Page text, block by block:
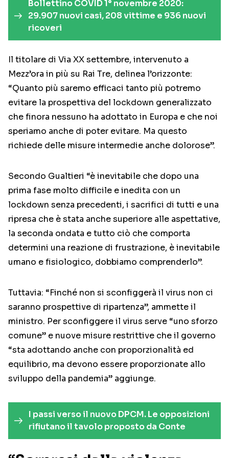
Bollettino COVID 1° novembre 2020:
29.907 nuovi casi, 208 vittime e 936 nuovi
ricoveri
Il titolare di Via XX settembre, intervenuto a
Mezz’ora in più su Rai Tre, delinea l’orizzonte:
“Quanto più saremo efficaci tanto più potremo
evitare la prospettiva del lockdown generalizzato
che finora nessuno ha adottato in Europa e che noi
speriamo anche di poter evitare. Ma questo
richiede delle misure intermedie anche dolorose”.
Secondo Gualtieri “è inevitabile che dopo una
prima fase molto difficile e inedita con un
lockdown senza precedenti, i sacrifici di tutti e una
ripresa che è stata anche superiore alle aspettative,
la seconda ondata e tutto ciò che comporta
determini una reazione di frustrazione, è inevitabile
umano e fisiologico, dobbiamo comprenderlo”.
Tuttavia: “Finché non si sconfiggerà il virus non ci
saranno prospettive di ripartenza”, ammette il
ministro. Per sconfiggere il virus serve “uno sforzo
comune” e nuove misure restrittive che il governo
“sta adottando anche con proporzionalità ed
equilibrio, ma devono essere proporzionate allo
sviluppo della pandemia” aggiunge.
I passi verso il nuovo DPCM. Le opposizioni
rifiutano il tavolo proposto da Conte